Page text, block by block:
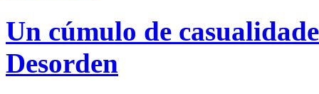
Un cúmulo de
Desorden